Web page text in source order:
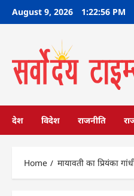
SkipAugust 9, 2026 1:22:57 PM
देश विदेश राजनीति
Home मायावती का प्रियंका